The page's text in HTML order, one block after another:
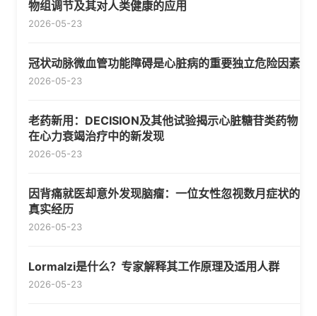
物组调节及其对人类健康的应用
2026-05-23
冠状动脉微血管功能障碍是心脏病的重要独立危险因素
2026-05-23
老药新用：DECISION及其他试验揭示心脏糖苷类药物
在心力衰竭治疗中的新发现
2026-05-23
因背痛就医却意外发现脑瘤：一位女性忽视数月症状的
真实经历
2026-05-23
Lormalzi是什么？专家解释其工作原理及适用人群
2026-05-23